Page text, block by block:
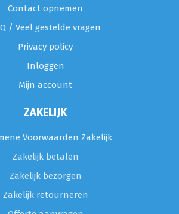
Contact opnemen
/ Veel gestelde vragen
Privacy policy
Inloggen
Mijn account
ZAKELIJK
Voorwaarden Zakelijk
Zakelijk betalen
Zakelijk bezorgen
Zakelijk retourneren